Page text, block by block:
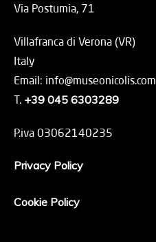
Via Postumia, 71
Villafranca di Verona (VR)
Italy
Email: info@museonicolis.com
T. +39 045 6303289
P.iva 03062140235
Privacy Policy
Cookie Policy